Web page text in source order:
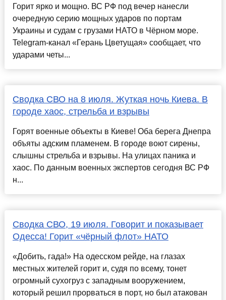
Горит ярко и мощно. ВС РФ под вечер нанесли
очередную серию мощных ударов по портам
Украины и судам с грузами НАТО в Чёрном море.
Telegram-канал «Герань Цветущая» сообщает, что
ударами четы...
Сводка СВО на 8 июля. Жуткая ночь Киева. В
городе хаос, стрельба и взрывы
Горят военные объекты в Киеве! Оба берега Днепра
объяты адским пламенем. В городе воют сирены,
слышны стрельба и взрывы. На улицах паника и
хаос. По данным военных экспертов сегодня ВС РФ
н...
Сводка СВО, 19 июля. Говорит и показывает
Одесса! Горит «чёрный флот» НАТО
«Добить, гада!» На одесском рейде, на глазах
местных жителей горит и, судя по всему, тонет
огромный сухогруз с западным вооружением,
который решил прорваться в порт, но был атакован